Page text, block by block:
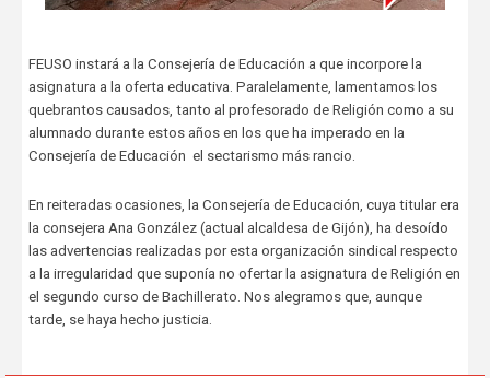
FEUSO instará a la Consejería de Educación a que incorpore la
asignatura a la oferta educativa. Paralelamente, lamentamos los
quebrantos causados, tanto al profesorado de Religión como a su
alumnado durante estos años en los que ha imperado en la
Consejería de Educación el sectarismo más rancio.
En reiteradas ocasiones, la Consejería de Educación, cuya titular era
la consejera Ana González (actual alcaldesa de Gijón), ha desoído
las advertencias realizadas por esta organización sindical respecto
a la irregularidad que suponía no ofertar la asignatura de Religión en
el segundo curso de Bachillerato. Nos alegramos que, aunque
tarde, se haya hecho justicia.